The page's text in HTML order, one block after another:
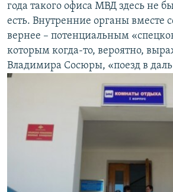
года такого офиса МВД здесь не
есть. Внутренние органы вместе
вернее – потенциальным
которым когда-то, вероятно,
Владимира Сосюры, «поезд в даль